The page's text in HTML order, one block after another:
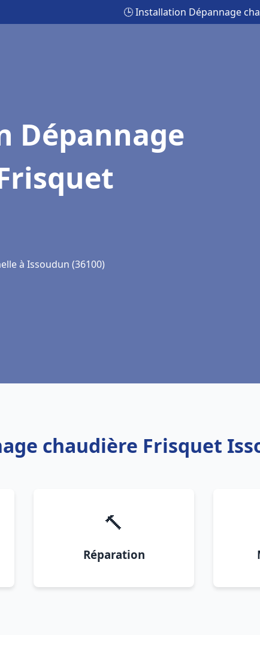
🕒 Installation Dépannage
Dépannage
à Issoudun (36100)
chaudière Frisquet
🔨
Réparation